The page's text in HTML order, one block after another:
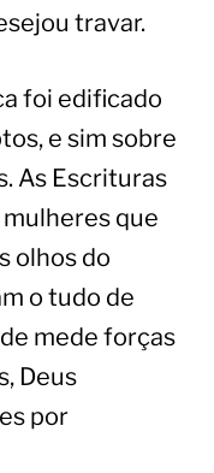
travar.
foi edificado
e sim sobre
As Escrituras
que
olhos do
o tudo de
mede forças
Deus
por